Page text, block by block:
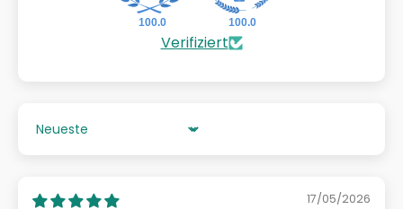
100.0 100.0
Verifiziert
Sort by
17/05/2026